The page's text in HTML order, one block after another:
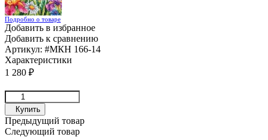
Подробно о товаре
Добавить в избранное
Добавить к сравнению
Артикул: #МКН 166-14
Характеристики
1 280 ₽
Купить
Предыдущий товар
Следующий товар